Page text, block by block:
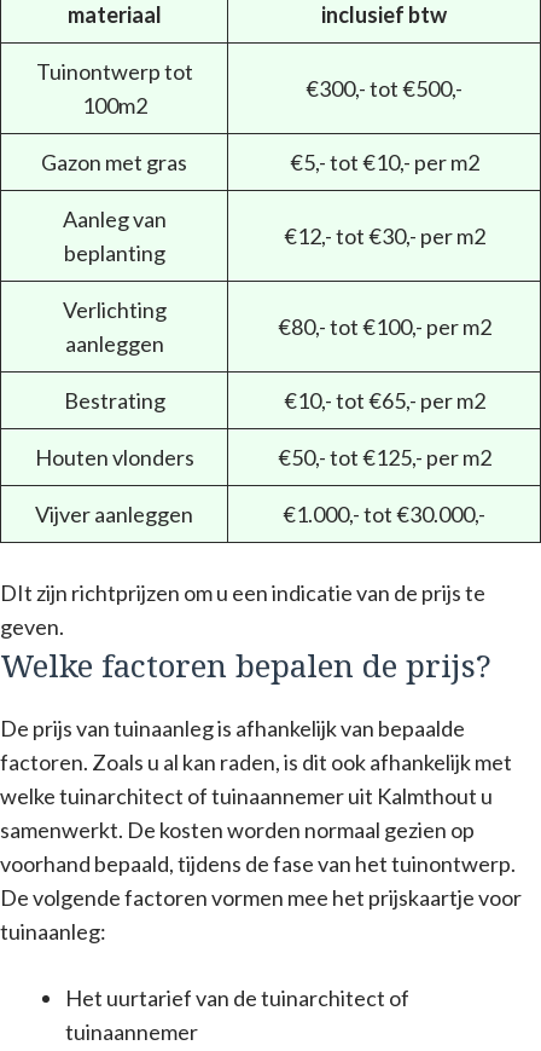
materiaal
inclusief btw
Tuinontwerp tot
100m2
€300,- tot €500,-
Gazon met gras €5,- tot €10,- per m2
Aanleg van
beplanting
€12,- tot €30,- per m2
Verlichting
aanleggen
€80,- tot €100,- per m2
Bestrating €10,- tot €65,- per m2
Houten vlonders €50,- tot €125,- per m2
Vijver aanleggen €1.000,- tot €30.000,-
DIt zijn richtprijzen om u een indicatie van de prijs te
geven.
Welke factoren bepalen de prijs?
De prijs van tuinaanleg is afhankelijk van bepaalde
factoren. Zoals u al kan raden, is dit ook afhankelijk met
welke tuinarchitect of tuinaannemer uit Kalmthout u
samenwerkt. De kosten worden normaal gezien op
voorhand bepaald, tijdens de fase van het tuinontwerp.
De volgende factoren vormen mee het prijskaartje voor
tuinaanleg:
Het uurtarief van de tuinarchitect of
tuinaannemer